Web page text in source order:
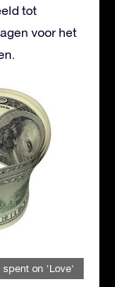
tot
voor het
spent on 'Love'